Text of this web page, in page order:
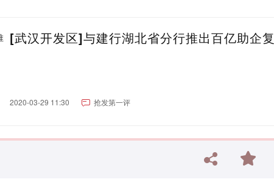
[武汉开发区]与建行湖北省分行推出百亿助企
2020-03-29 11:30 抢发第一评